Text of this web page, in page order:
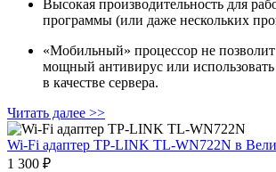
Высокая производительность для
программы (или даже нескольких
«Мобильный» процессор не позволит
мощный антивирус или
в качестве сервера.
Читать далее >>
Wi-Fi адаптер TP-LINK TL-WN722N в
1 300 ₽